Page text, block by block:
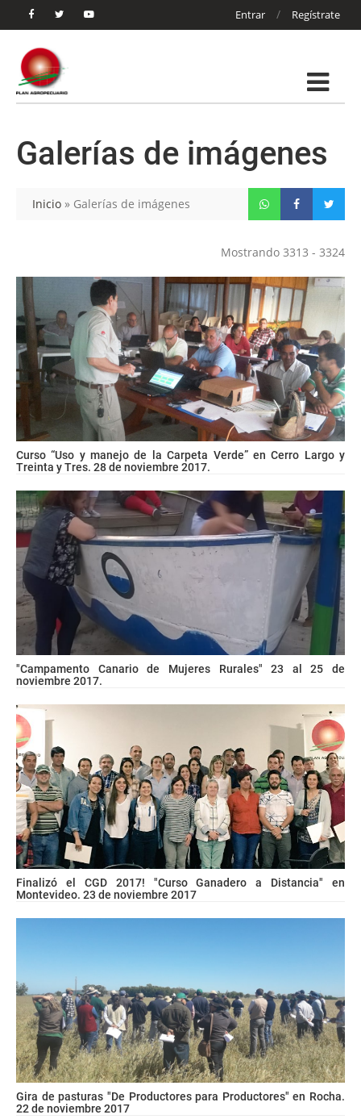
Entrar / Regístrate
Galerías de imágenes
Inicio » Galerías de imágenes
Mostrando 3313 - 3324
Curso “Uso y manejo de la Carpeta Verde” en Cerro Largo y
Treinta y Tres. 28 de noviembre 2017.
"Campamento Canario de Mujeres Rurales" 23 al 25 de
noviembre 2017.
Finalizó el CGD 2017! "Curso Ganadero a Distancia" en
Montevideo. 23 de noviembre 2017
Gira de pasturas "De Productores para Productores" en Rocha.
22 de noviembre 2017